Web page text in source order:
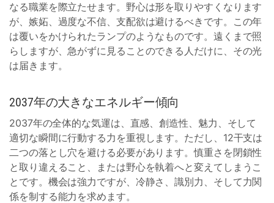
なる職業を際立たせます。野心は形を取りやすくなります
が、嫉妬、過度な不信、支配欲は避けるべきです。この年
は覆いをかけられたランプのようなものです。遠くまで照
らしますが、急がずに見ることのできる人だけに、その光
は届きます。
2037年の大きなエネルギー傾向
2037年の全体的な気運は、直感、創造性、魅力、そして
適切な瞬間に行動する力を重視します。ただし、12干支は
二つの落とし穴を避ける必要があります。慎重さを閉鎖性
と取り違えること、または野心を執着へと変えてしまうこ
とです。機会は強力ですが、冷静さ、識別力、そして力関
係を制する能力を求めます。